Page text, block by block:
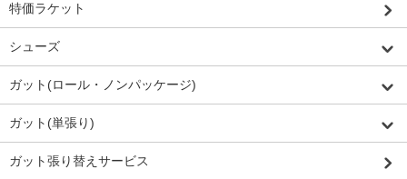
特価ラケット
シューズ
ガット(ロール・ノンパッケージ)
ガット(単張り)
ガット張り替えサービス